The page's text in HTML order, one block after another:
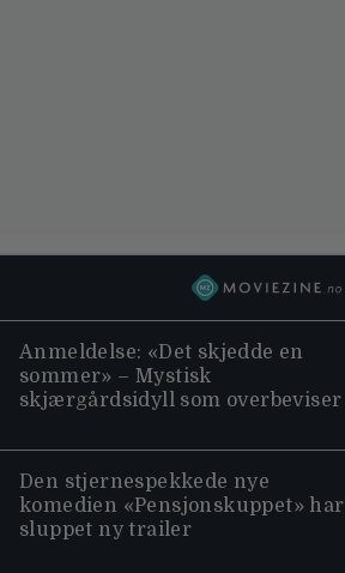
Anmeldelse: «Det skjedde en
sommer» – Mystisk
skjærgårdsidyll som overbeviser
Den stjernespekkede nye
komedien «Pensjonskuppet» har
sluppet ny trailer